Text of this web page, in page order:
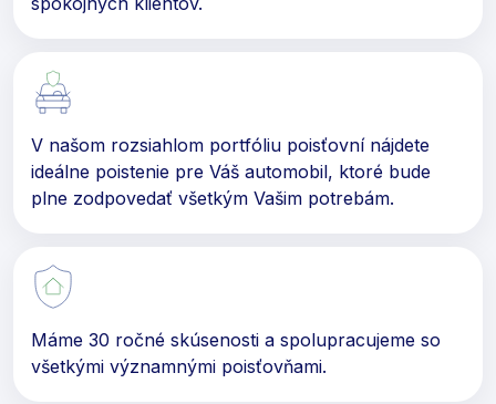
V našom rozsiahlom portfóliu poisťovní nájdete
ideálne poistenie pre Váš automobil, ktoré bude
plne zodpovedať všetkým Vašim potrebám.
Máme 30 ročné skúsenosti a spolupracujeme so
všetkými významnými poisťovňami.